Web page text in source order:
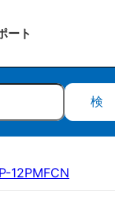
ート
12PMFCN